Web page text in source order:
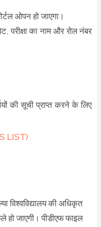
ओपन हो जाएगा।
परीक्षा का नाम और रोल नंबर
की सूची प्राप्त करने के लिए
LIST)
विश्वविद्यालय की अधिकृत
हो जाएगी। पीडीएफ फाइल